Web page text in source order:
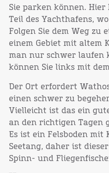
Sie parken können.
Teil des Yachthafens,
Folgen Sie dem Weg zu
einem Gebiet mit altem
man nur schwer laufen
können Sie links mit
Der Ort erfordert
einen schwer zu
Vielleicht ist das ein
an den richtigen Tagen
Es ist ein Felsboden mit
Seetang, daher ist
Spinn- und